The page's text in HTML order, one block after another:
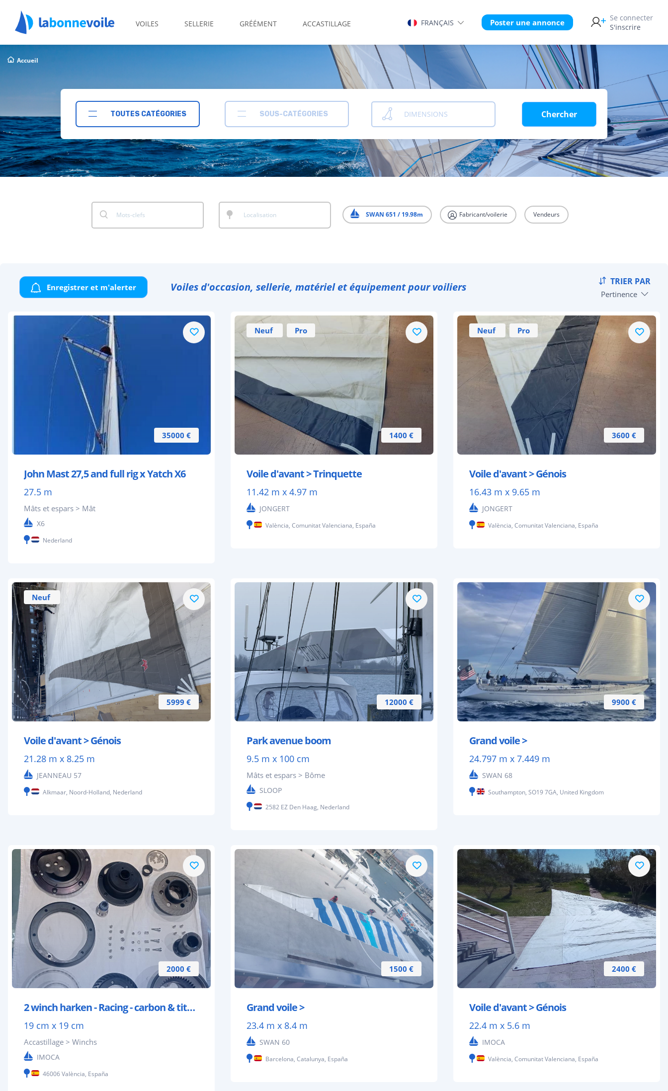
VOILES SELLERIE GRÉÉMENT ACCASTILLAGE FRANÇAIS Poster une annonce
Se connecter
S'inscrire
Accueil
TOUTES CATÉGORIES SOUS-CATÉGORIES DIMENSIONS Chercher
SWAN 651 / 19.98m Fabricant/voilerie Vendeurs
Voiles d'occasion, sellerie, matériel et équipement pour voiliers
Enregistrer et m'alerter
TRIER PAR
Pertinence
35000 €
John Mast 27,5 and full rig x Yatch X6
27.5 m
Mâts et espars > Mât
X6
Nederland
1400 €
Neuf Pro
Voile d'avant > Trinquette
11.42 m x 4.97 m
JONGERT
València, Comunitat Valenciana, España
3600 €
Neuf Pro
Voile d'avant > Génois
16.43 m x 9.65 m
JONGERT
València, Comunitat Valenciana, España
5999 €
Neuf
Voile d'avant > Génois
21.28 m x 8.25 m
JEANNEAU 57
Alkmaar, Noord-Holland, Nederland
12000 €
Park avenue boom
9.5 m x 100 cm
Mâts et espars > Bôme
SLOOP
2582 EZ Den Haag, Nederland
9900 €
Grand voile >
24.797 m x 7.449 m
SWAN 68
Southampton, SO19 7GA, United Kingdom
2000 €
2 winch harken - Racing - carbon & titanium PR 50
19 cm x 19 cm
Accastillage > Winchs
IMOCA
46006 València, España
1500 €
Grand voile >
23.4 m x 8.4 m
SWAN 60
Barcelona, Catalunya, España
2400 €
Voile d'avant > Génois
22.4 m x 5.6 m
IMOCA
València, Comunitat Valenciana, España